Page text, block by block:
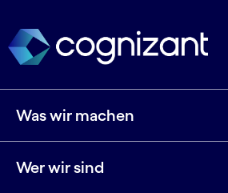
Was wir machen
Wer wir sind